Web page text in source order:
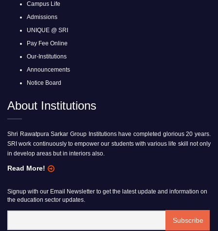
Campus Life
Admissions
UNIQUE @ SRI
Pay Fee Online
Our-Institutions
Announcements
Notice Board
About Institutions
Shri Rawatpura Sarkar Group Institutions have completed glorious 20 years.
SRI work continuously to empower our students with various life skill not only
in develop areas but in interiors also.
Read More!
Signup with our Email Newsletter to get the latest update and information on
the education sector updates.